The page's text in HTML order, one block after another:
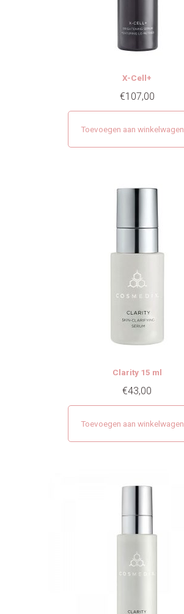
X-Cell+
€107,00
Toevoegen aan winkelwagen
Clarity 15 ml
€43,00
Toevoegen aan winkelwagen